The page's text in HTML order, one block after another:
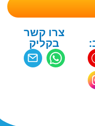
צרו קשר
בקליק